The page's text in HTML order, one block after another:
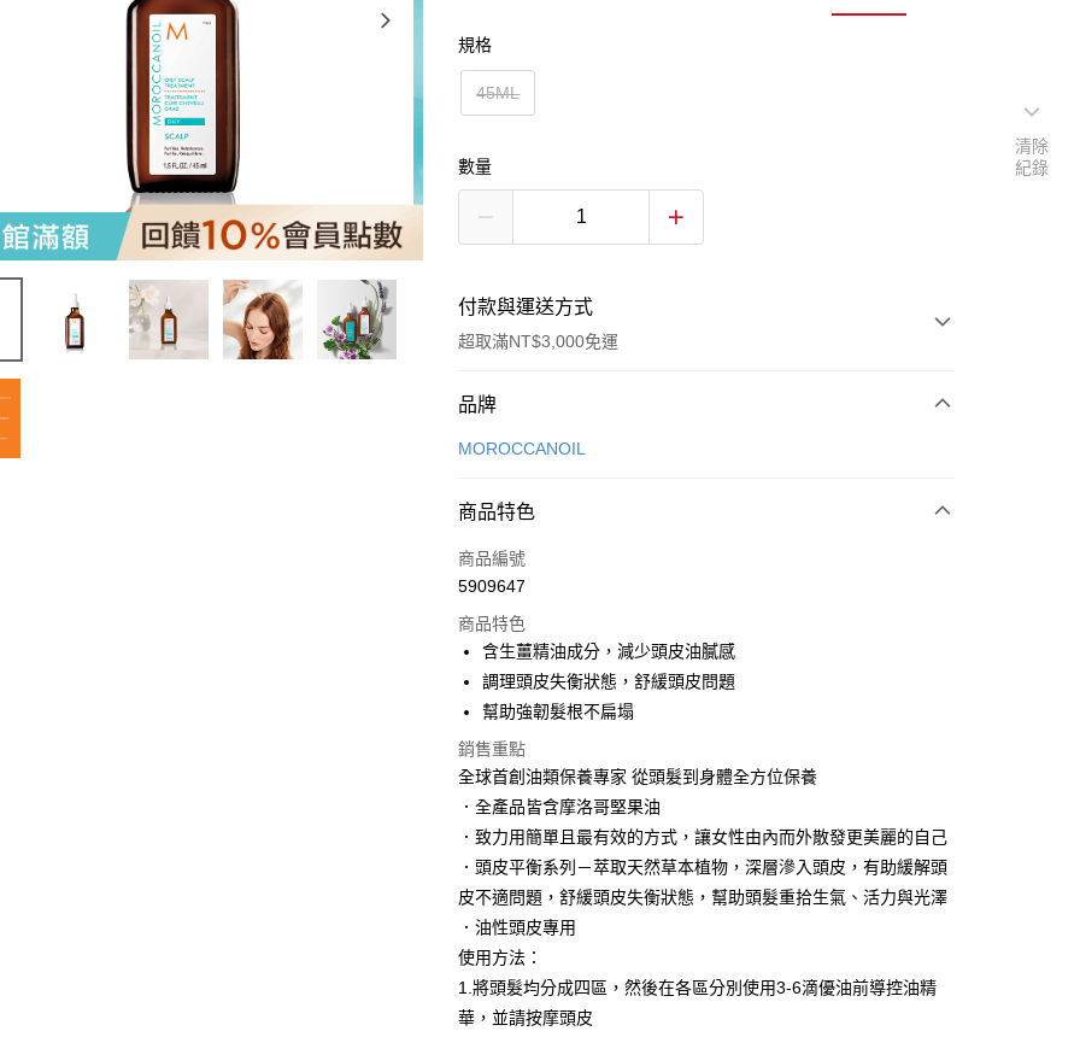
規格
45ML
數量
付款與運送方式
超取滿NT$3,000免運
付款方式
信用卡一次付款
街口支付
悠遊付
Google Pay
AFTEE先享後付
相關說明
【關於「AFTEE先享後付」】
AFTEE先享後付是「在收到商品之後才付款」的支付方式。 讓您購物簡單
便利好安心！
１．簡單：不需註冊會員、不需綁卡、不需儲值。
３．安心：先確認商品／服務後，再付款。
【「AFTEE先享後付」結帳流程】
１．於結帳方式選擇「AFTEE先享後付」後，將跳轉至「AFTEE先享後
付」結帳頁面，進行簡訊認證並確認金額後，即可完成結帳。
２．訂單成立數日內，您將收到繳費通知簡訊。
３．收到繳費通知簡訊後14天內，點擊此簡訊中的連結，可透過四大超商
／ATM／網路銀行／等多元方式進行付款，方視為交易完成。
運送方式
付款後全家取貨
每筆NT$100，滿NT$3,000(含以上)免運費
付款後萊爾富取貨
付款後7-11取貨
品牌
MOROCCANOIL
商品特色
商品編號
5909647
商品特色
含生薑精油成分，減少頭皮油膩感
調理頭皮失衡狀態，舒緩頭皮問題
幫助強韌髮根不扁塌
銷售重點
全球首創油類保養專家 從頭髮到身體全方位保養
．全產品皆含摩洛哥堅果油
．致力用簡單且最有效的方式，讓女性由內而外散發更美麗的自己
．頭皮平衡系列－萃取天然草本植物，深層滲入頭皮，有助緩解頭
皮不適問題，舒緩頭皮失衡狀態，幫助頭髮重拾生氣、活力與光澤
．油性頭皮專用
使用方法：
1.將頭髮均分成四區，然後在各區分別使用3-6滴優油前導控油精
華，並請按摩頭皮
清除
紀錄